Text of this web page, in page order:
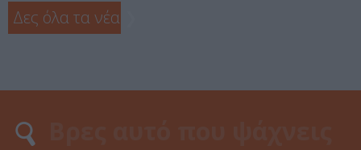
Δες όλα τα νέα